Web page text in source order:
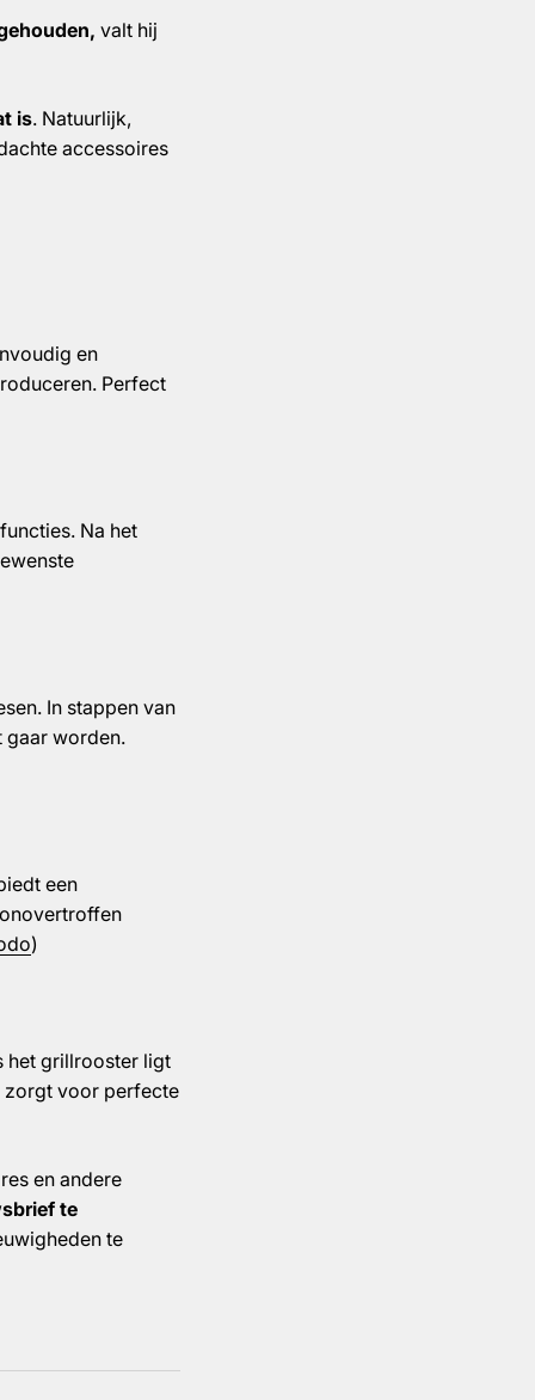
valt hij
is. Natuurlijk,
accessoires
en
Perfect
Na het
In stappen van
gaar worden.
een
)
het grillrooster ligt
zorgt voor perfecte
en andere
te
te